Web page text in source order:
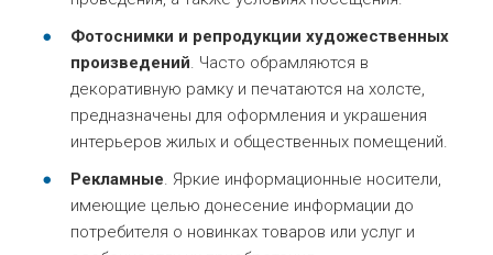
Фотоснимки и репродукции художественных
произведений . Часто обрамляются в
декоративную рамку и печатаются на холсте,
предназначены для оформления и украшения
интерьеров жилых и общественных помещений.
Рекламные . Яркие информационные носители,
имеющие целью донесение информации до
потребителя о новинках товаров или услуг и